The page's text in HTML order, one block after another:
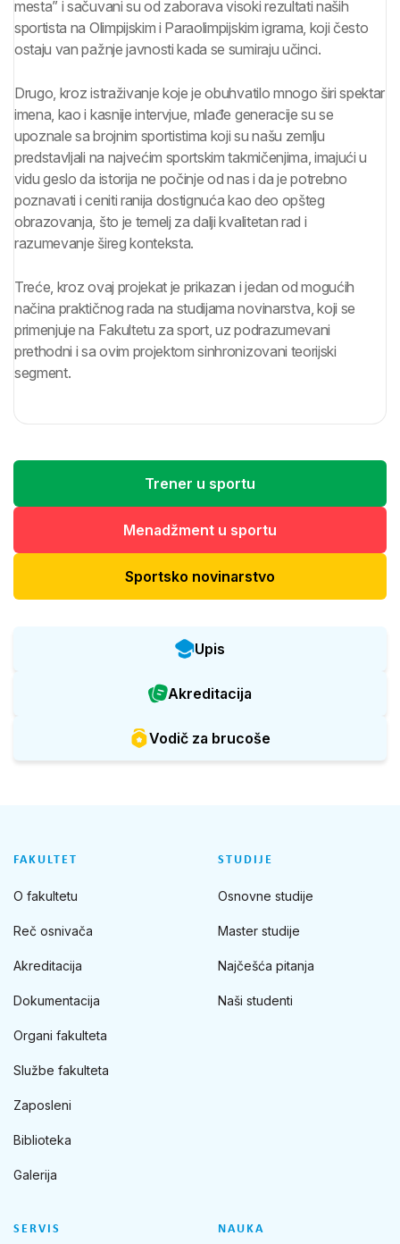
mesta” i sačuvani su od zaborava visoki rezultati naših
sportista na Olimpijskim i Paraolimpijskim igrama, koji često
ostaju van pažnje javnosti kada se sumiraju učinci.
Drugo, kroz istraživanje koje je obuhvatilo mnogo širi spektar
imena, kao i kasnije intervjue, mlađe generacije su se
upoznale sa brojnim sportistima koji su našu zemlju
predstavljali na najvećim sportskim takmičenjima, imajući u
vidu geslo da istorija ne počinje od nas i da je potrebno
poznavati i ceniti ranija dostignuća kao deo opšteg
obrazovanja, što je temelj za dalji kvalitetan rad i
razumevanje šireg konteksta.
Treće, kroz ovaj projekat je prikazan i jedan od mogućih
načina praktičnog rada na studijama novinarstva, koji se
primenjuje na Fakultetu za sport, uz podrazumevani
prethodni i sa ovim projektom sinhronizovani teorijski
segment.
Trener u sportu
Menadžment u sportu
Sportsko novinarstvo
Upis
Akreditacija
Vodič za brucoše
FAKULTET
O fakultetu
Reč osnivača
Akreditacija
Dokumentacija
Organi fakulteta
Službe fakulteta
Zaposleni
Biblioteka
Galerija
STUDIJE
Osnovne studije
Master studije
Najčešća pitanja
Naši studenti
SERVIS NAUKA